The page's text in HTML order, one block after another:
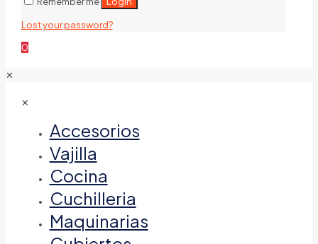
Lost your password?
0
✕
✕
Accesorios
Vajilla
Cocina
Cuchilleria
Maquinarias